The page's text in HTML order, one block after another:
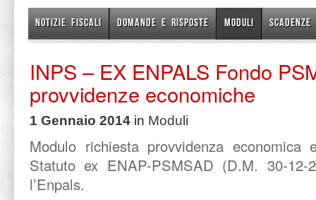
NOTIZIE FISCALI DOMANDE E RISPOSTE MODULI SCADENZE
INPS – EX ENPALS Fondo
provvidenze economiche
1 Gennaio 2014 in Moduli
Modulo richiesta provvidenza
Statuto ex ENAP-PSMSAD (D.M. 30-12-
l’Enpals.